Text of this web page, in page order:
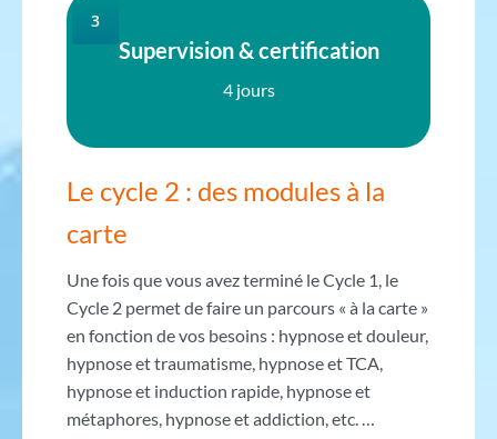
3
Supervision & certification
4 jours
Le cycle 2 : des modules à la
carte
Une fois que vous avez terminé le Cycle 1, le
Cycle 2 permet de faire un parcours « à la carte »
en fonction de vos besoins : hypnose et douleur,
hypnose et traumatisme, hypnose et TCA,
hypnose et induction rapide, hypnose et
métaphores, hypnose et addiction, etc. …